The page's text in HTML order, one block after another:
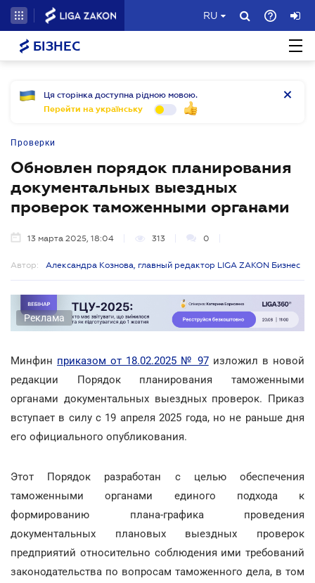
RU
БІЗНЕС
Ця сторінка доступна рідною мовою.
Перейти на українську
Проверки
Обновлен порядок планирования
документальных выездных
проверок таможенными органами
13 марта 2025, 18:04 313 0
Автор: Александра Кознова, главный редактор LIGA ZAKON Бизнес
Реклама
Минфин приказом от 18.02.2025 № 97изложил в новой
редакции Порядок планирования таможенными
органами документальных выездных проверок. Приказ
вступает в силу с 19 апреля 2025 года, но не раньше дня
его официального опубликования.
Этот Порядок разработан с целью обеспечения
таможенными органами единого подхода к
формированию плана-графика проведения
документальных плановых выездных проверок
предприятий относительно соблюдения ими требований
законодательства по вопросам таможенного дела, в том